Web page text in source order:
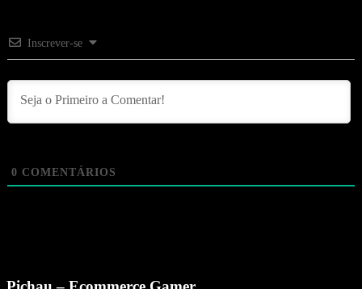
Inscrever-se
0 COMENTÁRIOS